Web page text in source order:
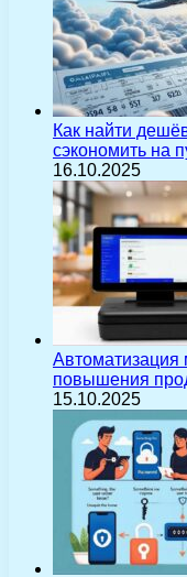
Как найти
сэкономить на
16.10.2025
Автоматизация
повышения
15.10.2025